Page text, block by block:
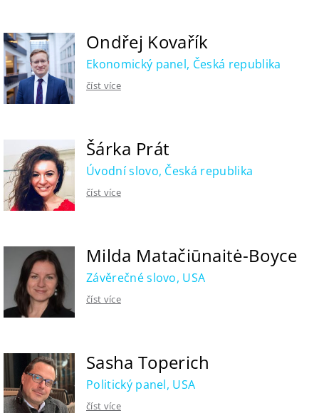
Ondřej Kovařík
Ekonomický panel, Česká republika
číst více
Šárka Prát
Úvodní slovo, Česká republika
číst více
Milda Matačiūnaitė-Boyce
Závěrečné slovo, USA
číst více
Sasha Toperich
Politický panel, USA
číst více